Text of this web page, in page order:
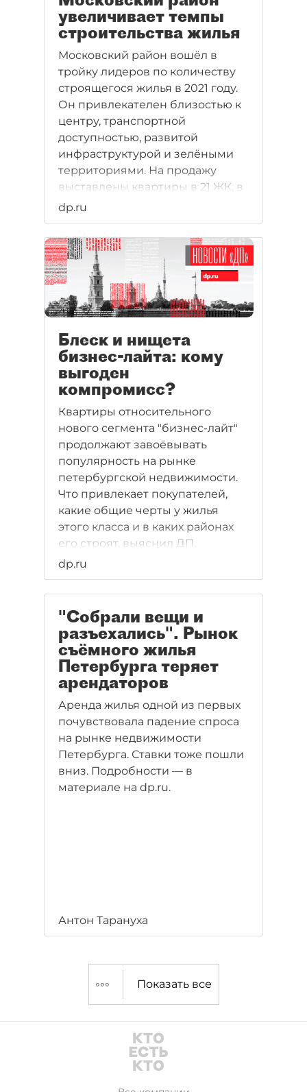
увеличивает темпы
строительства жилья
Московский район вошёл в
тройку лидеров по количеству
строящегося жилья в 2021 году.
Он привлекателен близостью к
центру, транспортной
доступностью, развитой
инфраструктурой и зелёными
территориями. На продажу
выставлены квартиры в 21 ЖК, в
том числе в жилом комплексе
Cube, одном из немногих,
представленных в комфорт-
классе. Как развивается район,
что предлагают застройщики и
выгодно ли сейчас
инвестировать в недвижимость
— разбирался "Деловой
Петербург".
dp.ru
Блеск и нищета
бизнес-лайта: кому
выгоден
компромисс?
Квартиры относительного
нового сегмента "бизнес-лайт"
продолжают завоёвывать
популярность на рынке
петербургской недвижимости.
Что привлекает покупателей,
какие общие черты у жилья
этого класса и в каких районах
его строят, выяснил ДП.
dp.ru
"Собрали вещи и
разъехались". Рынок
съёмного жилья
Петербурга теряет
арендаторов
Аренда жилья одной из первых
почувствовала падение спроса
на рынке недвижимости
Петербурга. Ставки тоже пошли
вниз. Подробности — в
материале на dp.ru.
Антон Тарануха
Показать все